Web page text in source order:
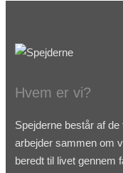
Hvem er vi?
Spejderne består af
arbejder sammen om
beredt til livet gennem